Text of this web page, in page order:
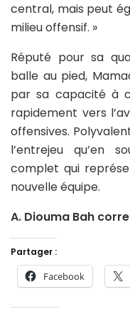
central, mais peut
milieu offensif. »
Réputé pour sa
balle au pied,
par sa capacité à
rapidement vers
offensives.
l’entrejeu qu’en
complet qui
nouvelle équipe.
A. Diouma Bah
Partager :
Facebook